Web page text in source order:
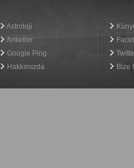
Astroloji
Anketler
Google Ping
Hakkımızda
Bize